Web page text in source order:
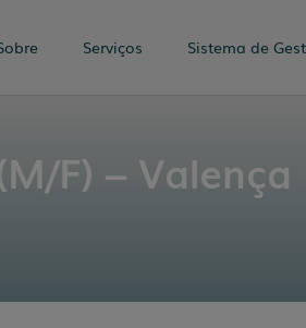
Serviços Sistema de
F) – Valença